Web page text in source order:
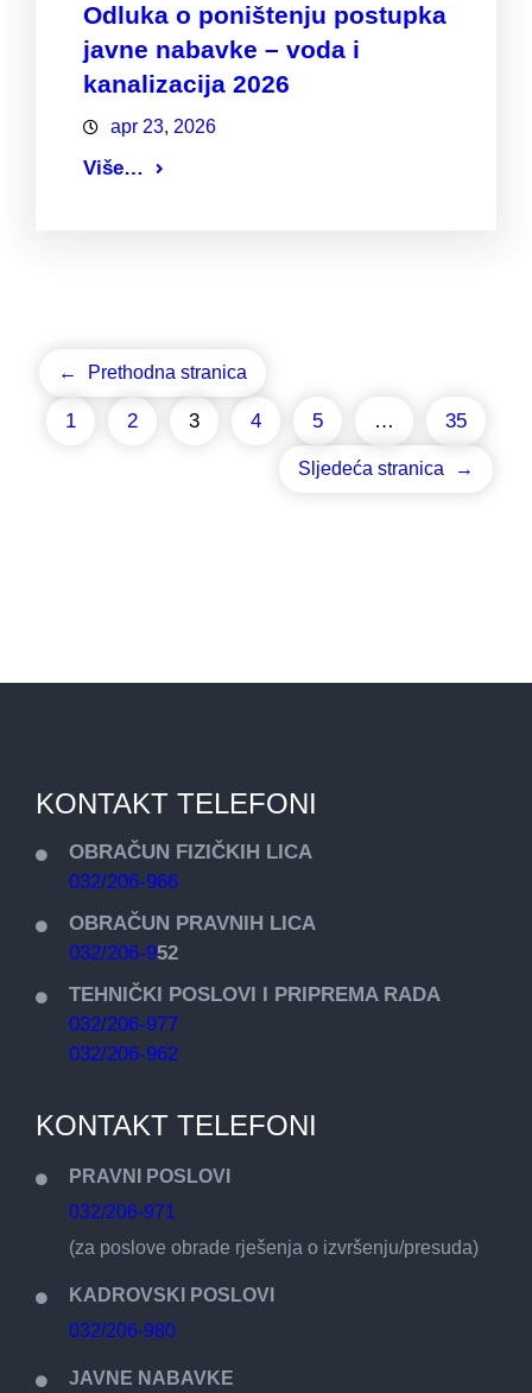
Odluka o poništenju postupka
javne nabavke – voda i
kanalizacija 2026
apr 23, 2026
Više…
← Prethodna stranica
1 2 3 4 5 … 35
Sljedeća stranica →
KONTAKT TELEFONI
OBRAČUN FIZIČKIH LICA
032/206-966
OBRAČUN PRAVNIH LICA
032/206-952
TEHNIČKI POSLOVI I PRIPREMA RADA
032/206-977
032/206-962
KONTAKT TELEFONI
PRAVNI POSLOVI
032/206-971
(za poslove obrade rješenja o izvršenju/presuda)
KADROVSKI POSLOVI
032/206-980
JAVNE NABAVKE